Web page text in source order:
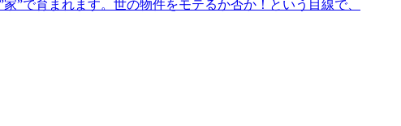
”で育まれます。世の物件をモテるか否か！という目線で、